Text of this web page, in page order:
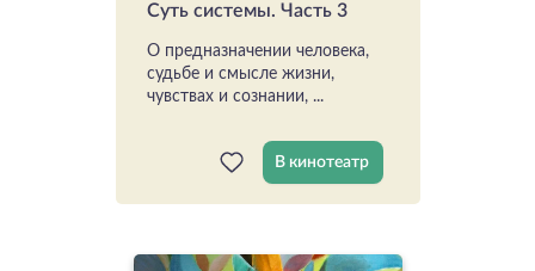
Суть системы. Часть 3
О предназначении человека,
судьбе и смысле жизни,
чувствах и сознании, ...
В кинотеатр